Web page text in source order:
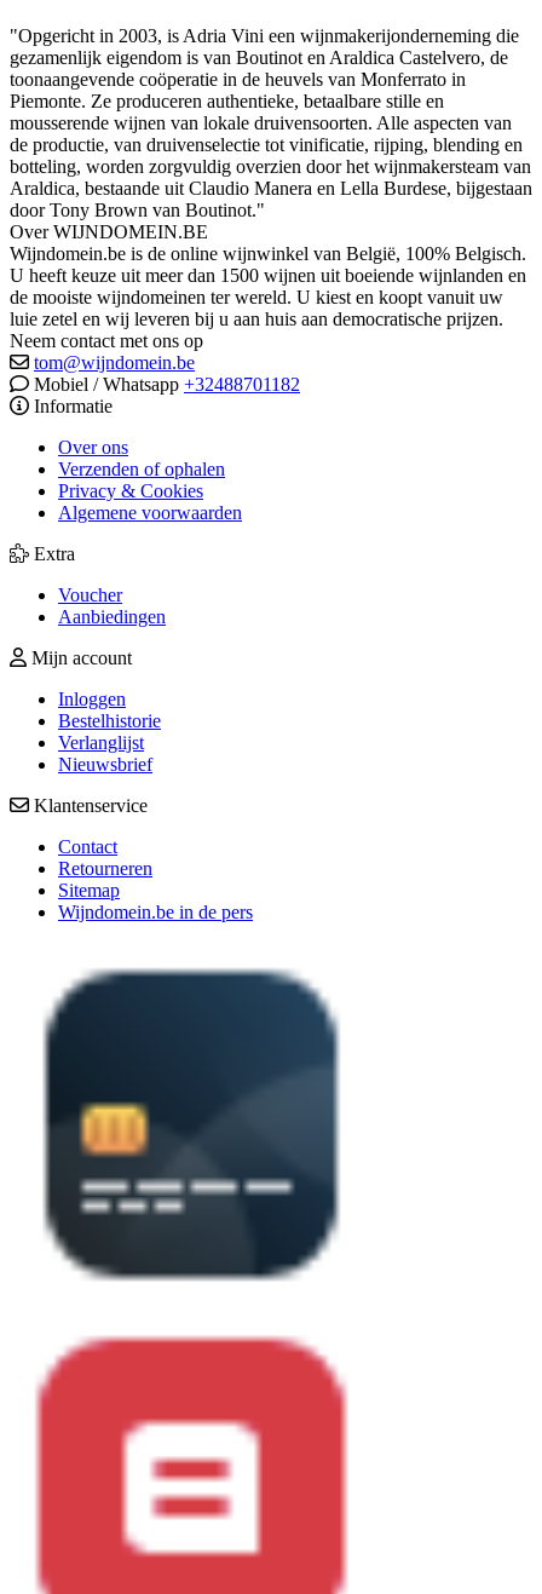
"Opgericht in 2003, is Adria Vini een wijnmakerijonderneming die
gezamenlijk eigendom is van Boutinot en Araldica Castelvero, de
toonaangevende coöperatie in de heuvels van Monferrato in
Piemonte. Ze produceren authentieke, betaalbare stille en
mousserende wijnen van lokale druivensoorten. Alle aspecten van
de productie, van druivenselectie tot vinificatie, rijping, blending en
botteling, worden zorgvuldig overzien door het wijnmakersteam van
Araldica, bestaande uit Claudio Manera en Lella Burdese, bijgestaan
door Tony Brown van Boutinot."
Over WIJNDOMEIN.BE
Wijndomein.be is de online wijnwinkel van België, 100% Belgisch.
U heeft keuze uit meer dan 1500 wijnen uit boeiende wijnlanden en
de mooiste wijndomeinen ter wereld. U kiest en koopt vanuit uw
luie zetel en wij leveren bij u aan huis aan democratische prijzen.
Neem contact met ons op
tom@wijndomein.be
Mobiel / Whatsapp +32488701182
Informatie
Over ons
Verzenden of ophalen
Privacy & Cookies
Algemene voorwaarden
Extra
Voucher
Aanbiedingen
Mijn account
Inloggen
Bestelhistorie
Verlanglijst
Nieuwsbrief
Klantenservice
Contact
Retourneren
Sitemap
Wijndomein.be in de pers